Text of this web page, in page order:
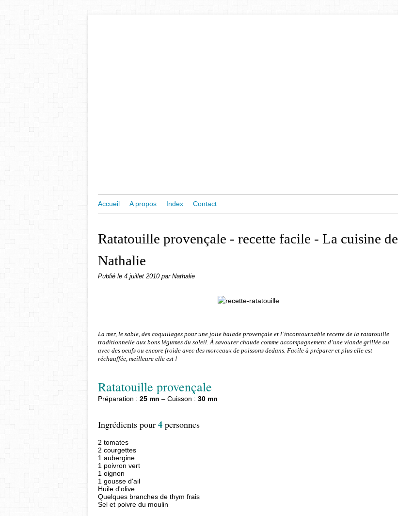
Accueil A propos Index Contact
Ratatouille provençale - recette facile - La cuisine de
Nathalie
Publié le 4 juillet 2010 par Nathalie
La mer, le sable, des coquillages pour une jolie balade provençale et l’incontournable recette de la ratatouille
traditionnelle aux bons légumes du soleil. À savourer chaude comme accompagnement d’une viande grillée ou
avec des oeufs ou encore froide avec des morceaux de poissons dedans. Facile à préparer et plus elle est
réchauffée, meilleure elle est !
Ratatouille provençale
Préparation : 25 mn – Cuisson : 30 mn
Ingrédients pour 4 personnes
2 tomates
2 courgettes
1 aubergine
1 poivron vert
1 oignon
1 gousse d'ail
Huile d'olive
Quelques branches de thym frais
Sel et poivre du moulin